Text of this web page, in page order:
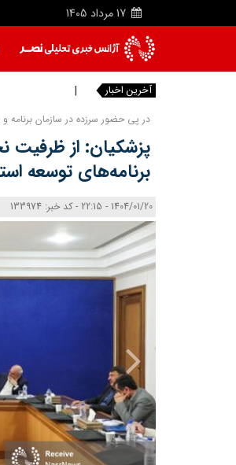
17 مرداد 1405
آخرین اخبار ظرفیت مر
در پی حضور سرزده در سازمان برنامه
پزشکیان: از ظرفیت
برنامه‌های توسعه
1404/01/20 - 22:15 - کد خبر: 133974